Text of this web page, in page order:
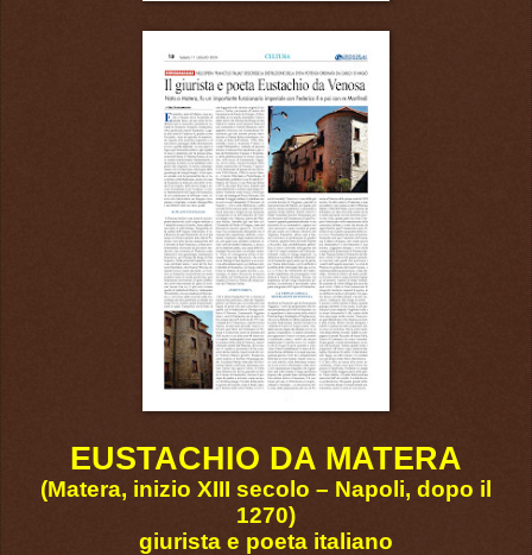
EUSTACHIO DA MATERA
(Matera, inizio XIII secolo – Napoli, dopo il
1270)
giurista e poeta italiano